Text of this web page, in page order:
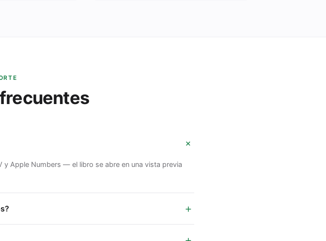
+
y Apple Numbers — el libro se abre en una vista previa
+